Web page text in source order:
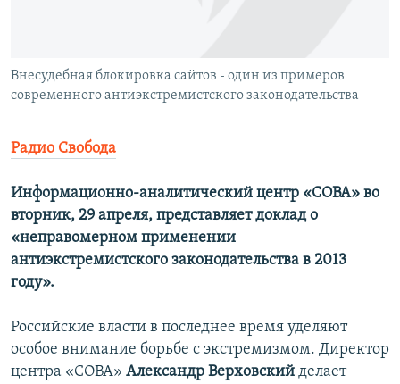
ELIFBE
Все сайты RFE/RL
Внесудебная блокировка сайтов - один из примеров
современного антиэкстремистского законодательства
Радио Свобода
Информационно-аналитический центр «СОВА» во
вторник, 29 апреля, представляет доклад о
«неправомерном применении
антиэкстремистского законодательства в 2013
году».
Российские власти в последнее время уделяют
особое внимание борьбе с экстремизмом. Директор
центра «СОВА» Александр Верховский делает